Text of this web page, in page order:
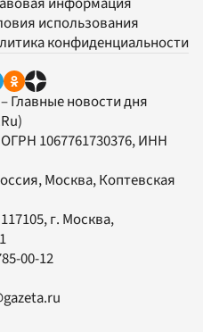
использования
конфиденциальности
Главные новости дня
1067761730376, ИНН
Москва, Коптевская
117105, г. Москва,
00-12